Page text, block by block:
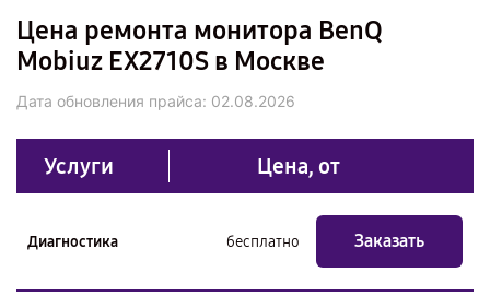
Цена ремонта монитора BenQ
Mobiuz EX2710S в Москве
Дата обновления прайса: 02.08.2026
Услуги Цена, от
Диагностика бесплатно Заказать